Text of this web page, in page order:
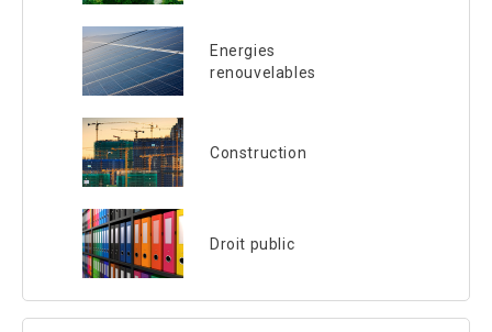
Energies
renouvelables
Construction
Droit public